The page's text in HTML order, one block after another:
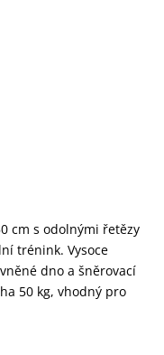
cm s odolnými řetězy
trénink. Vysoce
dno a šněrovací
50 kg, vhodný pro